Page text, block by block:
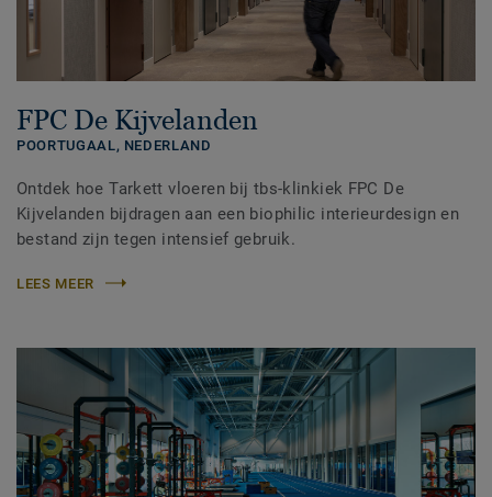
FPC De Kijvelanden
POORTUGAAL, NEDERLAND
Ontdek hoe Tarkett vloeren bij tbs-klinkiek FPC De
Kijvelanden bijdragen aan een biophilic interieurdesign en
bestand zijn tegen intensief gebruik.
LEES MEER